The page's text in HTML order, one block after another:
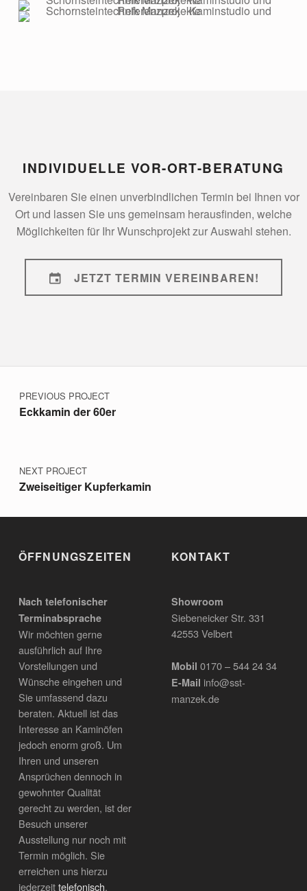
INDIVIDUELLE VOR-ORT-BERATUNG
Vereinbaren Sie einen unverbindlichen Termin bei Ihnen vor
Ort und lassen Sie uns gemeinsam herausfinden, welche
Möglichkeiten für Ihr Wunschprojekt zur Auswahl stehen.
JETZT TERMIN VEREINBAREN!
Skip back to main navigation
Beitragsnavigation
PREVIOUS PROJECT
Eckkamin der 60er
NEXT PROJECT
Zweiseitiger Kupferkamin
ÖFFNUNGSZEITEN
Nach telefonischer
Terminabsprache
Wir möchten gerne
ausführlich auf Ihre
Vorstellungen und
Wünsche eingehen und
Sie umfassend dazu
beraten. Aktuell ist das
Interesse an Kaminöfen
jedoch enorm groß. Um
Ihren und unseren
Ansprüchen dennoch in
gewohnter Qualität
gerecht zu werden, ist der
Besuch unserer
Ausstellung nur noch mit
Termin möglich. Sie
erreichen uns hierzu
jederzeittelefonisch.
KONTAKT
Showroom
Siebeneicker Str. 331
42553 Velbert
Mobil 0170 – 544 24 34
E-Mail info@sst-
manzek.de